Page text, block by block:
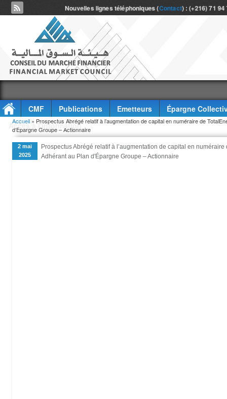
Nouvelles lignes téléphoniques (Contact) : (+216) 71
CMF Publications Emetteurs
Épargne
Accès à l'information
Vous êtes ici
Accueil » Prospectus Abrégé relatif à l’augmentation de capital en numéraire de
d'Épargne Groupe – Actionnaire
2 mai
2025
Prospectus Abrégé relatif à l’augmentation de capital en
Adhérant au Plan d'Épargne Groupe – Actionnaire